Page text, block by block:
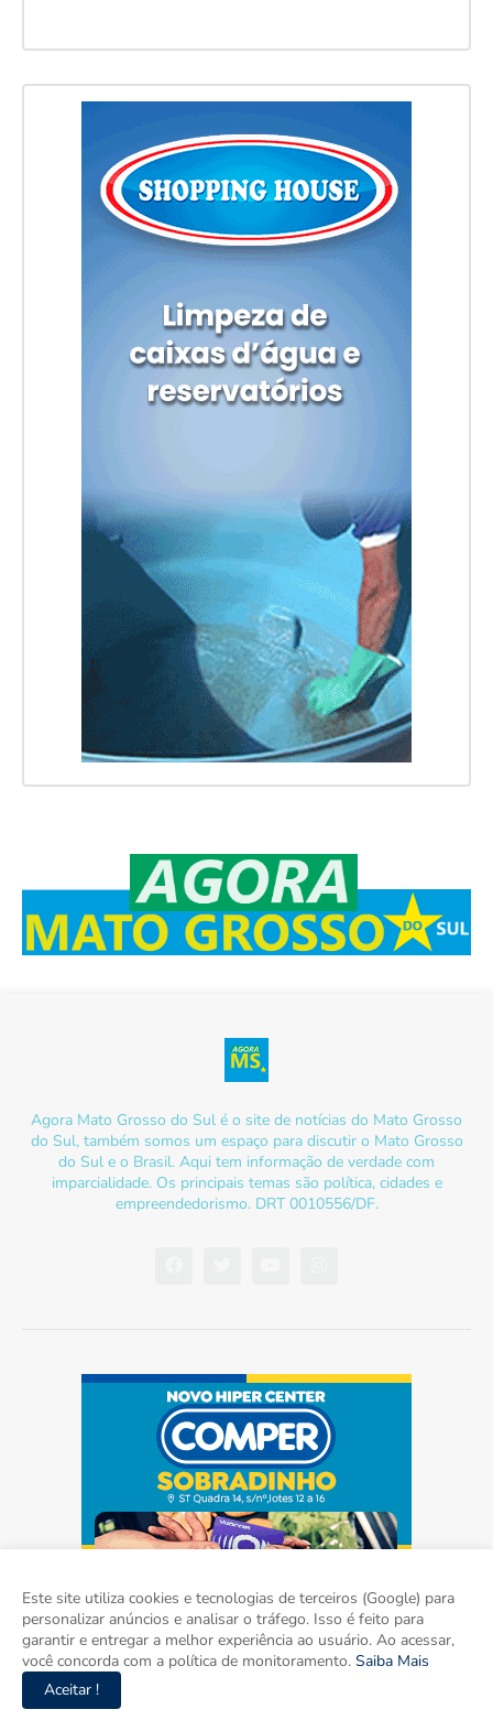
Agora Mato Grosso do Sul é o site de notícias do Mato Grosso
do Sul, também somos um espaço para discutir o Mato Grosso
do Sul e o Brasil. Aqui tem informação de verdade com
imparcialidade. Os principais temas são política, cidades e
empreendedorismo. DRT 0010556/DF.
Este site utiliza cookies e tecnologias de terceiros (Google) para
personalizar anúncios e analisar o tráfego. Isso é feito para
garantir e entregar a melhor experiência ao usuário. Ao acessar,
você concorda com a política de monitoramento. Saiba Mais
Aceitar !